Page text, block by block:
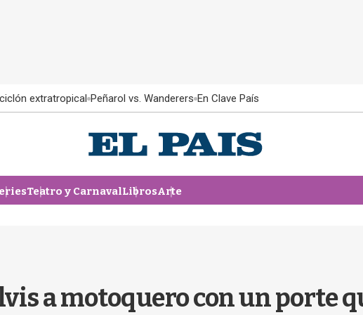
extratropical Peñarol vs. Wanderers En Clave País
Teatro y CarnavalLibrosArte
a motoquero con un porte